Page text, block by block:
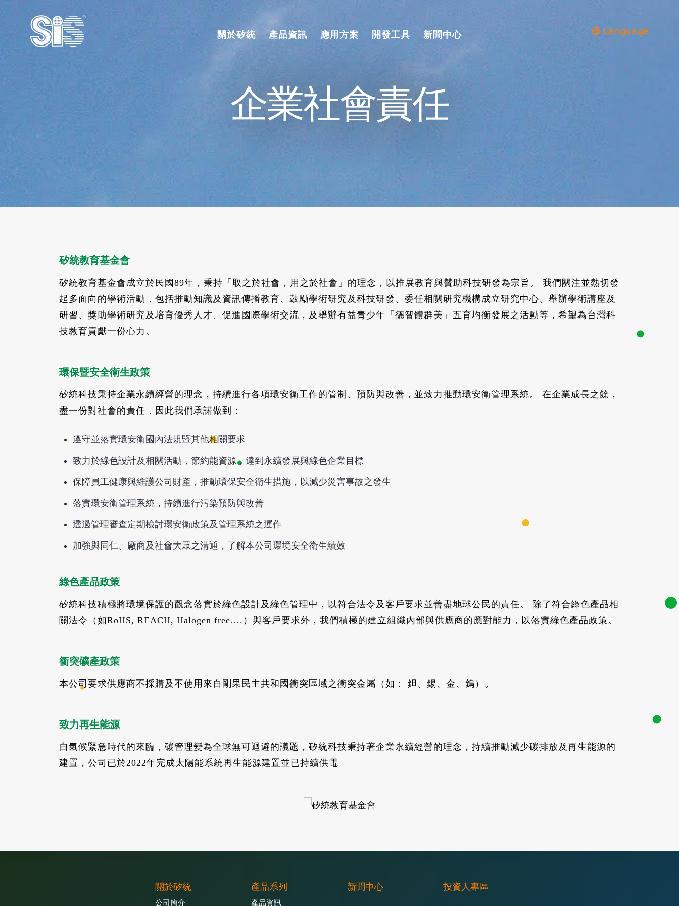
關於矽統 產品資訊 應用方案 開發工具 新聞中心 Language
企業社會責任
矽統教育基金會
矽統教育基金會成立於民國89年，秉持「取之於社會，用之於社會」的理念，以推展教育與贊助科技研發為宗旨。 我們關注並熱切發
起多面向的學術活動，包括推動知識及資訊傳播教育、鼓勵學術研究及科技研發、委任相關研究機構成立研究中心、舉辦學術講座及
研習、獎助學術研究及培育優秀人才、促進國際學術交流，及舉辦有益青少年「德智體群美」五育均衡發展之活動等，希望為台灣科
技教育貢獻一份心力。
環保暨安全衛生政策
矽統科技秉持企業永續經營的理念，持續進行各項環安衛工作的管制、預防與改善，並致力推動環安衛管理系統。 在企業成長之餘，
盡一份對社會的責任，因此我們承諾做到：
遵守並落實環安衛國內法規暨其他相關要求
致力於綠色設計及相關活動，節約能資源，達到永續發展與綠色企業目標
保障員工健康與維護公司財產，推動環保安全衛生措施，以減少災害事故之發生
落實環安衛管理系統，持續進行污染預防與改善
透過管理審查定期檢討環安衛政策及管理系統之運作
加強與同仁、廠商及社會大眾之溝通，了解本公司環境安全衛生績效
綠色產品政策
矽統科技積極將環境保護的觀念落實於綠色設計及綠色管理中，以符合法令及客戶要求並善盡地球公民的責任。 除了符合綠色產品相
關法令（如RoHS, REACH, Halogen free….）與客戶要求外，我們積極的建立組織內部與供應商的應對能力，以落實綠色產品政策。
衝突礦產政策
本公司要求供應商不採購及不使用來自剛果民主共和國衝突區域之衝突金屬（如： 鉭、錫、金、鎢）。
致力再生能源
自氣候緊急時代的來臨，碳管理變為全球無可迴避的議題，矽統科技秉持著企業永續經營的理念，持續推動減少碳排放及再生能源的
建置，公司已於2022年完成太陽能系統再生能源建置並已持續供電
關於矽統
公司簡介
產品系列
產品資訊
新聞中心 投資人專區